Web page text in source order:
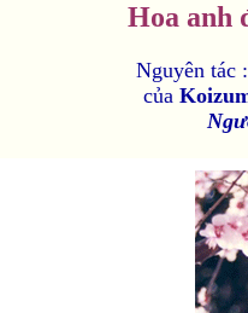
Hoa anh
Nguyên tác
của